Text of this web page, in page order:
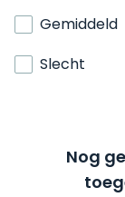
Gemiddeld
Slecht
Nog